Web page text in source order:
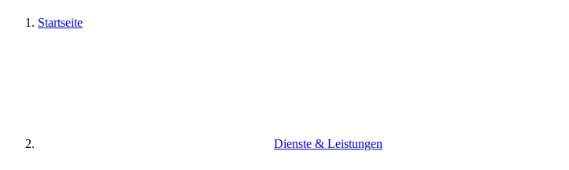
Startseite
Dienste & Leistungen